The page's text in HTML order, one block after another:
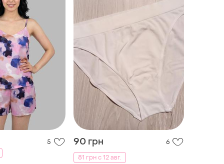
5 90 грн
6
81 грн с 12 авг.